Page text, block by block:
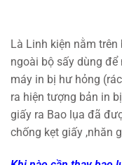
Là Linh kiện nằm
ngoài bộ sấy dùng
máy in bị hư hỏng
ra hiện tượng bản in
giấy ra Bao lụa đã
chống kẹt giấy ,nhăn